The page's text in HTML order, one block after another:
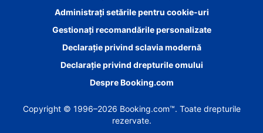
Administrați setările pentru cookie-uri
Gestionați recomandările personalizate
Declarație privind sclavia modernă
Declarație privind drepturile omului
Despre Booking.com
Copyright © 1996–2026 Booking.com™. Toate drepturile
rezervate.